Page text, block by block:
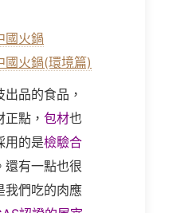
國火鍋
國火鍋(環境篇)
品的食品，
點， 包材也
用的是檢驗合
還有一點也很
我們吃的肉應